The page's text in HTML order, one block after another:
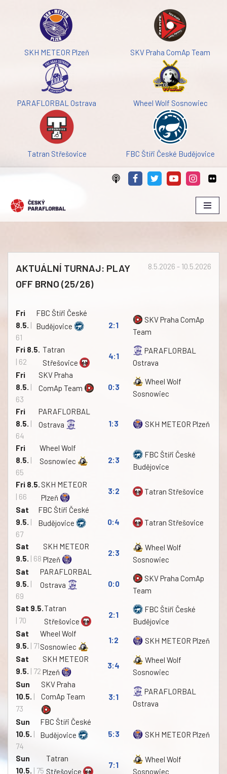
SKH METEOR Plzeň SKV Praha ComAp Team
PARAFLORBAL Ostrava Wheel Wolf Sosnowiec
Tatran Střešovice FBC Štíři České Budějovice
obsah
8.5.2026 - 10.5.2026
AKTUÁLNÍ TURNAJ: PLAY
OFF BRNO (25/26)
Fri
8.5. |
61
FBC Štíři České
Budějovice
2:1
SKV Praha ComAp
Team
Fri 8.5.
| 62
Tatran
Střešovice
4:1
PARAFLORBAL
Ostrava
Fri
8.5. |
63
SKV Praha
ComAp Team
0:3
Wheel Wolf
Sosnowiec
Fri
8.5. |
64
PARAFLORBAL
Ostrava
1:3 SKH METEOR Plzeň
Fri
8.5. |
65
Wheel Wolf
Sosnowiec
2:3
FBC Štíři České
Budějovice
Fri 8.5.
| 66
SKH METEOR
Plzeň
3:2
Tatran Střešovice
Sat
9.5. |
67
FBC Štíři České
Budějovice
0:4 Tatran Střešovice
Sat
9.5. | 68
SKH METEOR
Plzeň
2:3
Wheel Wolf
Sosnowiec
Sat
9.5. |
69
PARAFLORBAL
Ostrava
0:0
SKV Praha ComAp
Team
Sat 9.5.
| 70
Tatran
Střešovice
2:1
FBC Štíři České
Budějovice
Sat
9.5. | 71
Wheel Wolf
Sosnowiec
1:2
SKH METEOR Plzeň
Sat
9.5. | 72
SKH METEOR
Plzeň
3:4
Wheel Wolf
Sosnowiec
Sun
10.5. |
73
SKV Praha
ComAp Team
3:1
PARAFLORBAL
Ostrava
Sun
10.5. |
74
FBC Štíři České
Budějovice
5:3 SKH METEOR Plzeň
Sun
10.5. | 75
Tatran
Střešovice
7:1
Wheel Wolf
Sosnowiec